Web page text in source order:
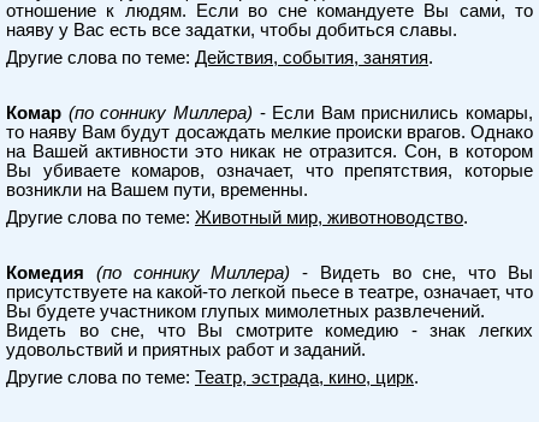
отношение к людям. Если во сне командуете Вы сами, то
наяву у Вас есть все задатки, чтобы добиться славы.
Другие слова по теме: Действия, события, занятия.
Комар (по соннику Миллера) - Если Вам приснились комары,
то наяву Вам будут досаждать мелкие происки врагов. Однако
на Вашей активности это никак не отразится. Сон, в котором
Вы убиваете комаров, означает, что препятствия, которые
возникли на Вашем пути, временны.
Другие слова по теме: Животный мир, животноводство.
Комедия (по соннику Миллера) - Видеть во сне, что Вы
присутствуете на какой-то легкой пьесе в театре, означает, что
Вы будете участником глупых мимолетных развлечений.
Видеть во сне, что Вы смотрите комедию - знак легких
удовольствий и приятных работ и заданий.
Другие слова по теме: Театр, эстрада, кино, цирк.